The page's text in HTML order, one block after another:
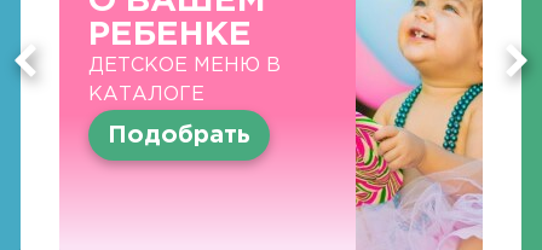
РЕБЕНКЕ
ДЕТСКОЕ МЕНЮ В
КАТАЛОГЕ
Подобрать